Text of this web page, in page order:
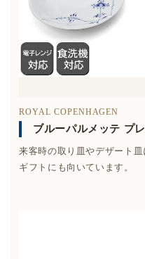
ROYAL COPENHAGEN
ブルーパルメッテ プ
来客時の取り皿やデザート
ギフトにも向いています。